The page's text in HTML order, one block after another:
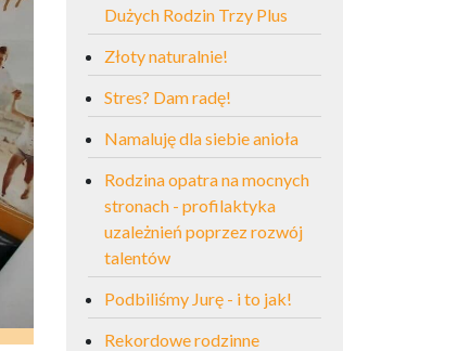
Dużych Rodzin Trzy Plus
Złoty naturalnie!
Stres? Dam radę!
Namaluję dla siebie anioła
Rodzina opatra na mocnych
stronach - profilaktyka
uzależnień poprzez rozwój
talentów
Podbiliśmy Jurę - i to jak!
Rekordowe rodzinne